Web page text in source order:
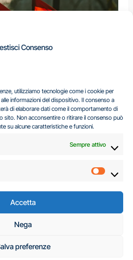
Consenso
utilizziamo tecnologie come i cookie per
informazioni del dispositivo. Il consenso a
di elaborare dati come il comportamento di
sito. Non acconsentire o ritirare il consenso può
su alcune caratteristiche e funzioni.
Sempre attivo
Accetta
Nega
preferenze
Italus © Tutti i diritti riservati
– Centro
Studi Italus